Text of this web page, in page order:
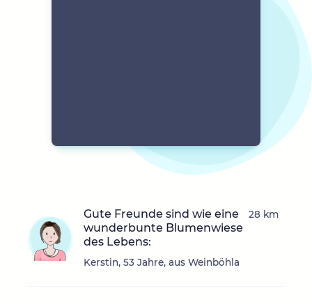
Gute Freunde sind wie eine
wunderbunte Blumenwiese
des Lebens:
Kerstin, 53 Jahre, aus Weinböhla
28 km